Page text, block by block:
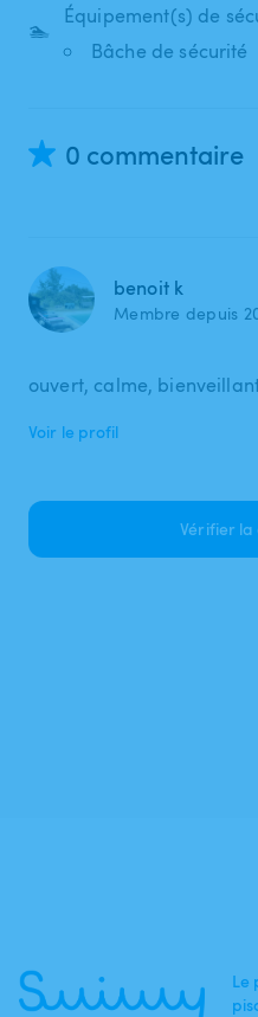
🏊
Équipement(s) de
Bâche de sécurité
0 commentaire
benoit k
Membre depuis
ouvert, calme,
Voir le profil
Vérifier
Le